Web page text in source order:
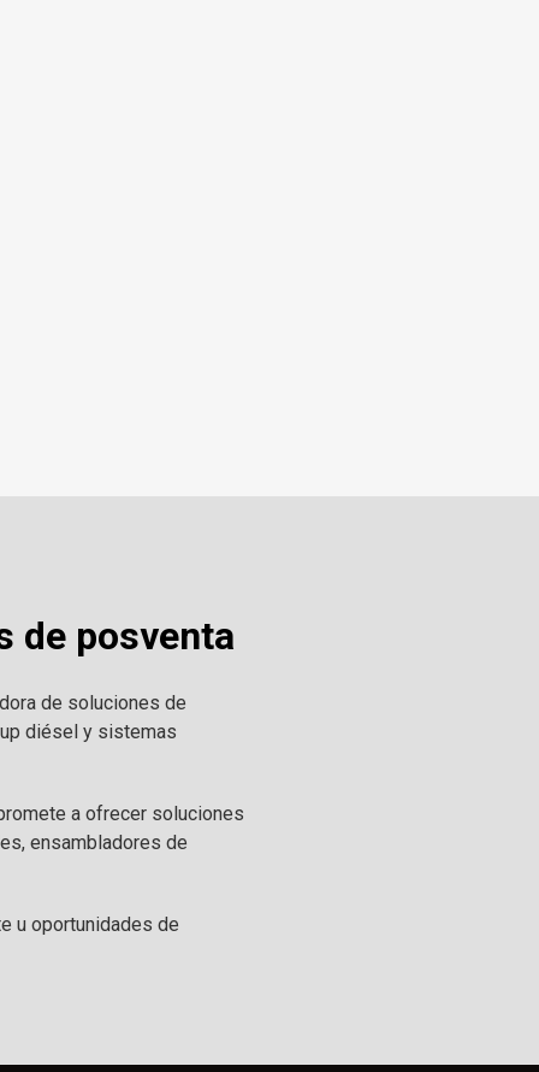
de posventa
de soluciones de
diésel y sistemas
a ofrecer soluciones
ensambladores de
u oportunidades de